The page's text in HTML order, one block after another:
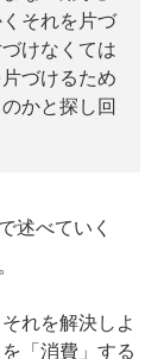
それを片づ
けなくては
づけるため
かと探し回
述べていく
れを解決しよ
「消費」する